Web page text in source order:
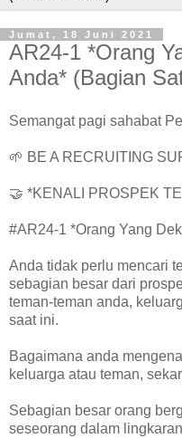
Jumat, 18 Juni 2021
AR24-1 *Orang
Anda* (Bagian
Semangat pagi sahabat
🌱 BE A RECRUITING
🤝 *KENALI PROSPEK
#AR24-1 *Orang Yang
Anda tidak perlu mencari
sebagian besar dari
teman-teman anda,
saat ini.
Bagaimana anda
keluarga atau teman,
Sebagian besar orang
seseorang dalam